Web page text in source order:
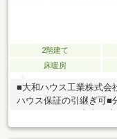
2階建て
床暖房
■大和ハウス工業株式会
ハウス保証の引継ぎ可■
い、明るい空間■キッ